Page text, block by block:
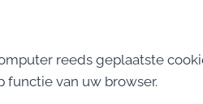
reeds geplaatste
van uw browser.